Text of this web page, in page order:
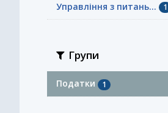
Управління з питань... 1
Групи
Податки 1